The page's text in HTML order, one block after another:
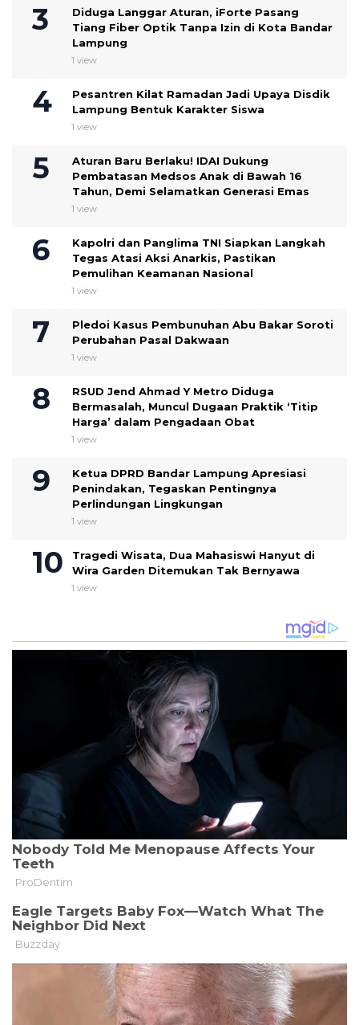
Diduga Langgar Aturan, iForte Pasang
Tiang Fiber Optik Tanpa Izin di Kota Bandar
Lampung
1 view
Pesantren Kilat Ramadan Jadi Upaya Disdik
Lampung Bentuk Karakter Siswa
1 view
Aturan Baru Berlaku! IDAI Dukung
Pembatasan Medsos Anak di Bawah 16
Tahun, Demi Selamatkan Generasi Emas
1 view
Kapolri dan Panglima TNI Siapkan Langkah
Tegas Atasi Aksi Anarkis, Pastikan
Pemulihan Keamanan Nasional
1 view
Pledoi Kasus Pembunuhan Abu Bakar Soroti
Perubahan Pasal Dakwaan
1 view
RSUD Jend Ahmad Y Metro Diduga
Bermasalah, Muncul Dugaan Praktik ‘Titip
Harga’ dalam Pengadaan Obat
1 view
Ketua DPRD Bandar Lampung Apresiasi
Penindakan, Tegaskan Pentingnya
Perlindungan Lingkungan
1 view
Tragedi Wisata, Dua Mahasiswi Hanyut di
Wira Garden Ditemukan Tak Bernyawa
1 view